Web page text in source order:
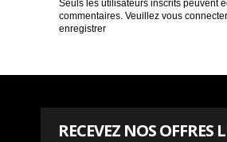
Seuls les utilisateurs inscrits peuvent
commentaires. Veuillez vous connecter
enregistrer
RECEVEZ NOS OFFRES